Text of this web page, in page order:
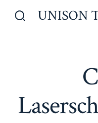
Inhalt
UNISON